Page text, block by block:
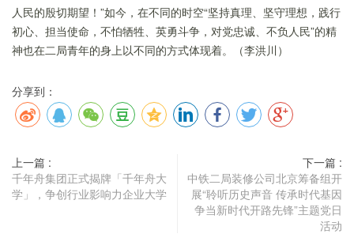
人民的殷切期望！”如今，在不同的时空“坚持真理、坚守理想，践行
初心、担当使命，不怕牺牲、英勇斗争，对党忠诚、不负人民”的精
神也在二局青年的身上以不同的方式体现着。（李洪川）
分享到：
上一篇 :
千年舟集团正式揭牌「千年舟大
学」，争创行业影响力企业大学
下一篇 :
中铁二局装修公司北京筹备组开
展“聆听历史声音 传承时代基因
争当新时代开路先锋”主题党日
活动